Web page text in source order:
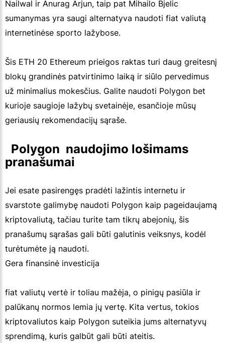
Nailwal ir Anurag Arjun, taip pat Mihailo Bjelic
sumanymas yra saugi alternatyva naudoti fiat valiutą
internetinėse sporto lažybose.
Šis ETH 20 Ethereum prieigos raktas turi daug greitesnį
blokų grandinės patvirtinimo laiką ir siūlo pervedimus
už minimalius mokesčius. Galite naudoti Polygon bet
kurioje saugioje lažybų svetainėje, esančioje mūsų
geriausių rekomendacijų sąraše.
pranašumai
Jei esate pasirengęs pradėti lažintis internetu ir
svarstote galimybę naudoti Polygon kaip pageidaujamą
kriptovaliutą, tačiau turite tam tikrų abejonių, šis
pranašumų sąrašas gali būti galutinis veiksnys, kodėl
turėtumėte ją naudoti.
Gera finansinė investicija
fiat valiutų vertė ir toliau mažėja, o pinigų pasiūla ir
palūkanų normos lemia jų vertę. Kita vertus, tokios
kriptovaliutos kaip Polygon suteikia jums alternatyvų
sprendimą, kuris galbūt gali būti ateitis.